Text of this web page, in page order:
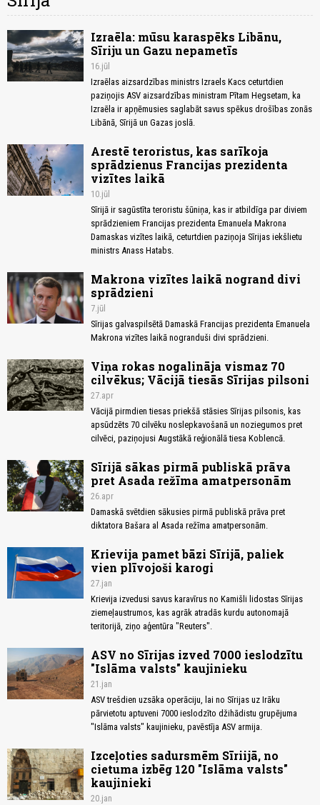
Izraēla: mūsu karaspēks Libānu,
Sīriju un Gazu nepametīs
16.jūl
Izraēlas aizsardzības ministrs Izraels Kacs ceturtdien
paziņojis ASV aizsardzības ministram Pītam Hegsetam, ka
Izraēla ir apņēmusies saglabāt savus spēkus drošības zonās
Libānā, Sīrijā un Gazas joslā.
Arestē teroristus, kas sarīkoja
sprādzienus Francijas prezidenta
vizītes laikā
10.jūl
Sīrijā ir sagūstīta teroristu šūniņa, kas ir atbildīga par diviem
sprādzieniem Francijas prezidenta Emanuela Makrona
Damaskas vizītes laikā, ceturtdien paziņoja Sīrijas iekšlietu
ministrs Anass Hatabs.
Makrona vizītes laikā nogrand divi
sprādzieni
7.jūl
Sīrijas galvaspilsētā Damaskā Francijas prezidenta Emanuela
Makrona vizītes laikā nogranduši divi sprādzieni.
Viņa rokas nogalināja vismaz 70
cilvēkus; Vācijā tiesās Sīrijas pilsoni
27.apr
Vācijā pirmdien tiesas priekšā stāsies Sīrijas pilsonis, kas
apsūdzēts 70 cilvēku noslepkavošanā un noziegumos pret
cilvēci, paziņojusi Augstākā reģionālā tiesa Koblencā.
Sīrijā sākas pirmā publiskā prāva
pret Asada režīma amatpersonām
26.apr
Damaskā svētdien sākusies pirmā publiskā prāva pret
diktatora Bašara al Asada režīma amatpersonām.
Krievija pamet bāzi Sīrijā, paliek
vien plīvojoši karogi
27.jan
Krievija izvedusi savus karavīrus no Kamišli lidostas Sīrijas
ziemeļaustrumos, kas agrāk atradās kurdu autonomajā
teritorijā, ziņo aģentūra "Reuters".
ASV no Sīrijas izved 7000 ieslodzītu
"Islāma valsts" kaujinieku
21.jan
ASV trešdien uzsāka operāciju, lai no Sīrijas uz Irāku
pārvietotu aptuveni 7000 ieslodzīto džihādistu grupējuma
"Islāma valsts" kaujinieku, pavēstīja ASV armija.
Izceļoties sadursmēm Sīriijā, no
cietuma izbēg 120 "Islāma valsts"
kaujinieki
20.jan